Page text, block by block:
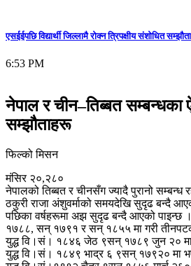
एसईईपछि विद्यार्थी जिल्लामै रोक्न त्रिपक्षीय संशोधित सम्झौता
6:53 PM
नेपाल र चीन–तिब्बत सम्बन्धका
सम्झौताहरू
फिल्को मिसन
मंसिर २०,२८०
नेपालको तिब्बत र चीनसँग ज्यादै पुरानो
ठकुरी राजा अंशुवर्माको समयदेखि सुदृढ बन्दै
पछिका वर्षहरूमा अझ सुदृढ बन्दै आएको पाइन्छ
१७८८, सन् १७९१ र सन् १८५५ मा गरी
युद्ध वि।सं। १८४६ जेठ ९सन् १७८९ जुन २०
युद्ध वि।सं। १८४९ भाद्र ६ ९सन् १७९२० मा